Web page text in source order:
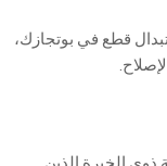
قطع في بوتجازك،
.